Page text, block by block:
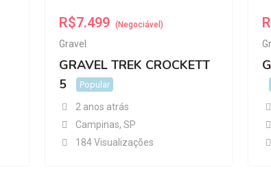
R$7.499 (Negociável)
Gravel
GRAVEL TREK CROCKETT
5
Popular
2 anos atrás
Campinas, SP
184 Visualizações